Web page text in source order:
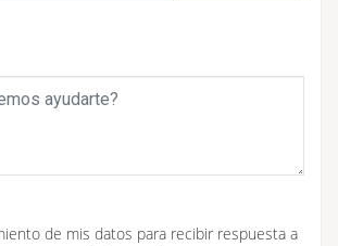
de mis datos para recibir respuesta a